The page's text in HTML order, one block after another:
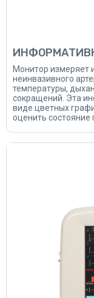
Монитор измеряет
неинвазивного
температуры,
сокращений. Эта
виде цветных
оценить состояние